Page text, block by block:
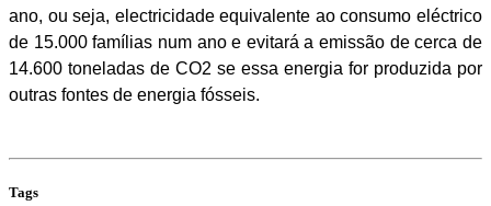
ano, ou seja, electricidade equivalente ao consumo eléctrico
de 15.000 famílias num ano e evitará a emissão de cerca de
14.600 toneladas de CO2 se essa energia for produzida por
outras fontes de energia fósseis.
Tags